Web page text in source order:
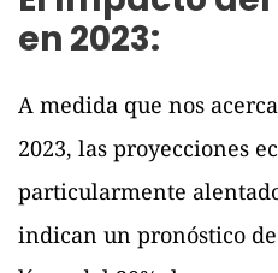
en 2023:
A medida que nos
2023, las proyecciones
particularmente
indican un pronóstico